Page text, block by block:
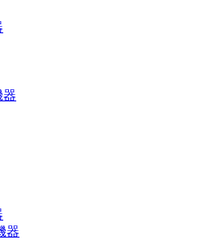
器
器